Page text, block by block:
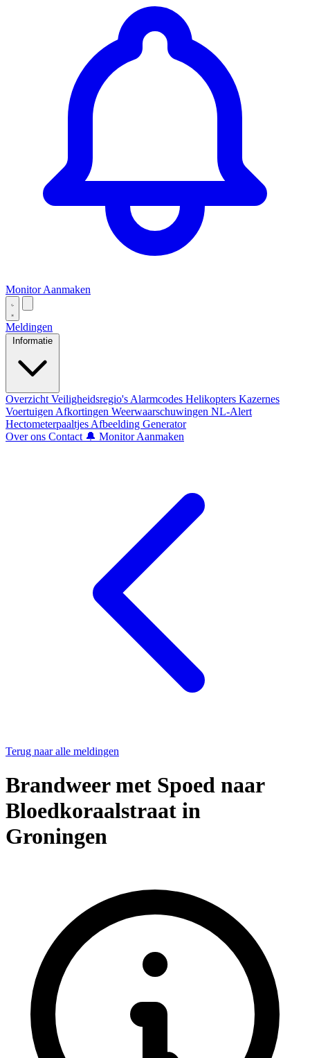
Monitor Aanmaken
Meldingen
Informatie
Overzicht Veiligheidsregio's Alarmcodes Helikopters Kazernes
Voertuigen Afkortingen Weerwaarschuwingen NL-Alert
Hectometerpaaltjes Afbeelding Generator
Over ons Contact 🔔 Monitor Aanmaken
Terug naar alle meldingen
Brandweer met Spoed naar
Bloedkoraalstraat in
Groningen